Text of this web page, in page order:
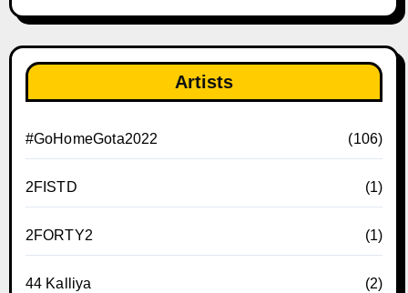
Artists
#GoHomeGota2022 (106)
2FISTD (1)
2FORTY2 (1)
44 Kalliya (2)